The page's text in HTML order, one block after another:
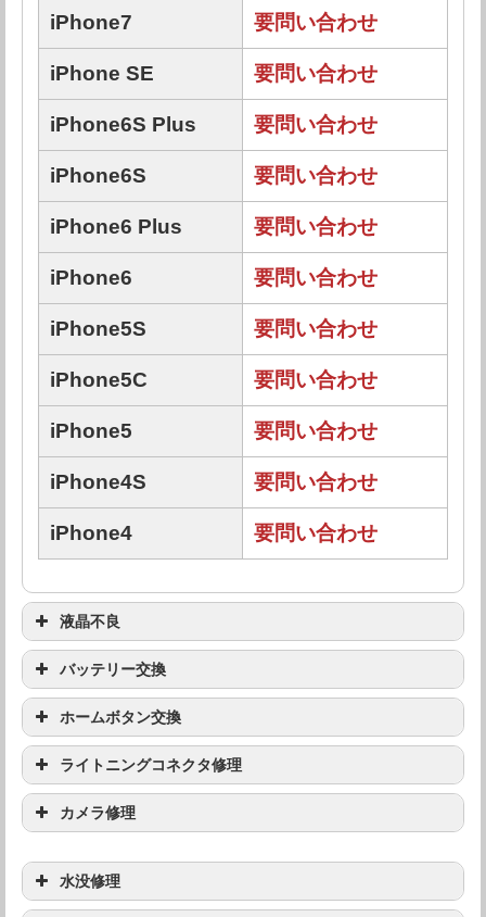
iPhone7 要問い合わせ
iPhone SE 要問い合わせ
iPhone6S Plus 要問い合わせ
iPhone6S 要問い合わせ
iPhone6 Plus 要問い合わせ
iPhone6 要問い合わせ
iPhone5S 要問い合わせ
iPhone5C 要問い合わせ
iPhone5 要問い合わせ
iPhone4S 要問い合わせ
iPhone4 要問い合わせ
液晶不良
機種 修理料金
iPhone7 Plus 要問い合わせ
iPhone7
iPhone6S Plus 要問い合わせ
バッテリー交換
機種 修理料金
iPhone7 Plus 要問い合わせ
iPhone SE 要問い合わせ
ホームボタン交換
機種 修理料金
iPhone7 要問い合わせ
ライトニングコネクタ修理
iPhone7 Plus 要問い合わせ
カメラ修理
水没修理